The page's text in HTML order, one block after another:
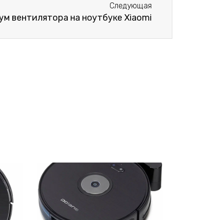
Следующая
вентилятора на ноутбуке Xiaomi